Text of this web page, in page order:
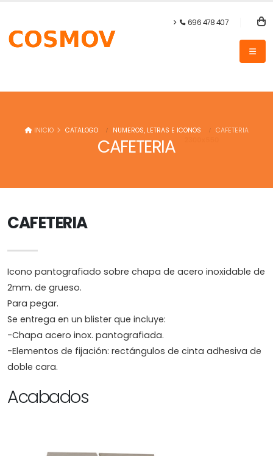
696 478 407
CAFETERIA
INICIO CATALOGO NUMEROS, LETRAS E ICONOS CAFETERIA
CAFETERIA
Icono pantografiado sobre chapa de acero inoxidable de
2mm. de grueso.
Para pegar.
Se entrega en un blister que incluye:
-Chapa acero inox. pantografiada.
-Elementos de fijación: rectángulos de cinta adhesiva de
doble cara.
Acabados